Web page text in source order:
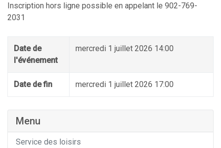
Inscription hors ligne possible en appelant le 902-769-
2031
Date de
l'événement
mercredi 1 juillet 2026 14:00
Date de fin mercredi 1 juillet 2026 17:00
Menu
Service des loisirs